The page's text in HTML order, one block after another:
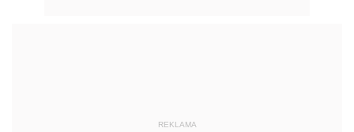
REKLAMA